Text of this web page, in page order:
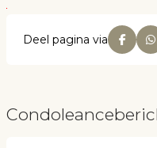
Deel pagina via